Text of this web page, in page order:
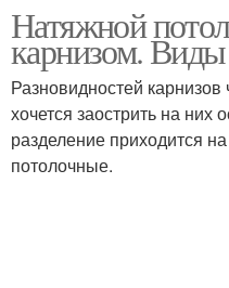
Карниз для натяжного
потолка
Карниз для штор
Натяжной
карнизом. Виды
Разновидностей
хочется заострить на
разделение приходится
потолочные.